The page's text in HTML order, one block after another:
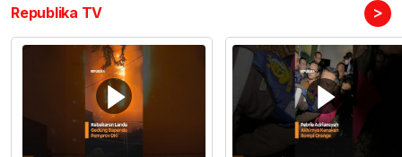
Republika TV >